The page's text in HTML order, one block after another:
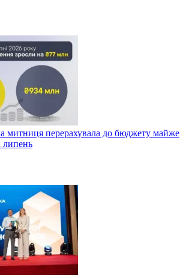
митниця перерахувала до бюджету майже
липень